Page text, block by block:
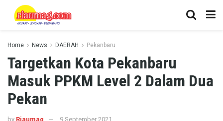
Home News DAERAH Pekanbaru
Targetkan Kota Pekanbaru
Masuk PPKM Level 2 Dalam Dua
Pekan
by Riaumag 9 September 2021